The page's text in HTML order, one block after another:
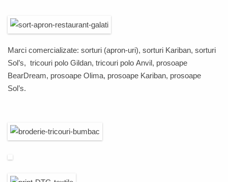
Marci comercializate: sorturi (apron-uri), sorturi Kariban, sorturi
Sol’s, tricouri polo Gildan, tricouri polo Anvil, prosoape
BearDream, prosoape Olima, prosoape Kariban, prosoape
Sol’s.